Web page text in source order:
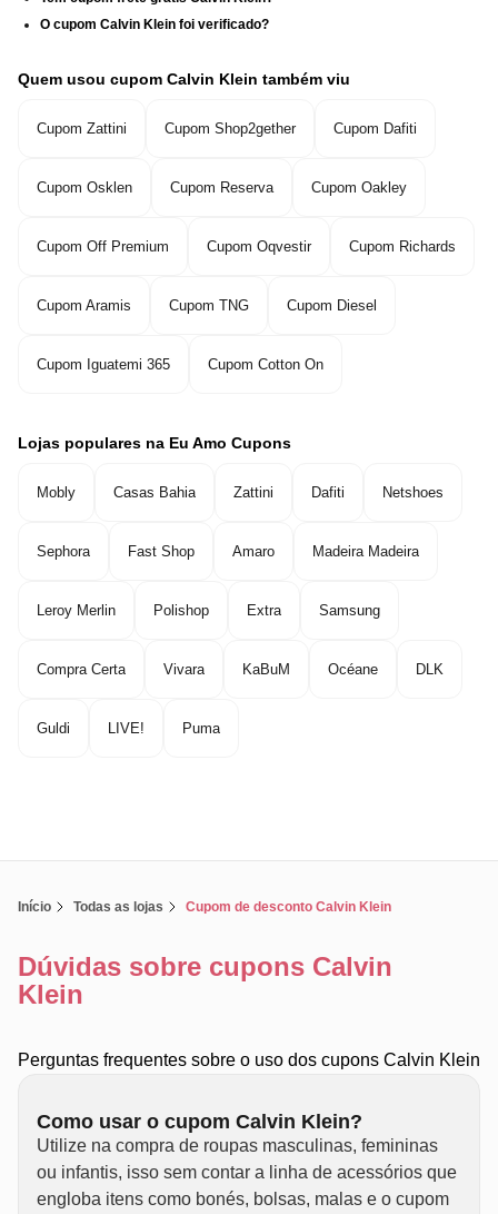
O cupom Calvin Klein foi verificado?
Quem usou cupom Calvin Klein também viu
Cupom Zattini Cupom Shop2gether Cupom Dafiti
Cupom Osklen Cupom Reserva Cupom Oakley
Cupom Off Premium Cupom Oqvestir Cupom Richards
Cupom Aramis Cupom TNG Cupom Diesel
Cupom Iguatemi 365 Cupom Cotton On
Lojas populares na Eu Amo Cupons
Mobly Casas Bahia Zattini Dafiti Netshoes
Sephora Fast Shop Amaro Madeira Madeira
Leroy Merlin Polishop Extra Samsung
Compra Certa Vivara KaBuM Océane DLK
Guldi LIVE! Puma
Início Todas as lojas Cupom de desconto Calvin Klein
Dúvidas sobre cupons Calvin
Klein
Perguntas frequentes sobre o uso dos cupons Calvin Klein
Como usar o cupom Calvin Klein?
Utilize na compra de roupas masculinas, femininas
ou infantis, isso sem contar a linha de acessórios que
engloba itens como bonés, bolsas, malas e o cupom